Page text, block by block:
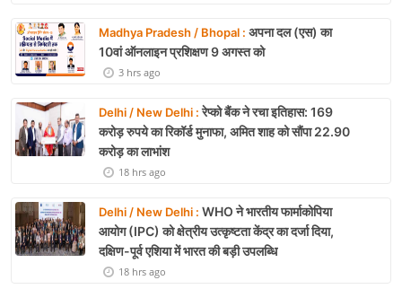
Madhya Pradesh / Bhopal : अपना दल (एस) का
10वां ऑनलाइन प्रशिक्षण 9 अगस्त को
3 hrs ago
Delhi / New Delhi :रेप्को बैंक ने रचा इतिहास: 169
करोड़ रुपये का रिकॉर्ड मुनाफा, अमित शाह को सौंपा 22.90
करोड़ का लाभांश
18 hrs ago
Delhi / New Delhi : WHO ने भारतीय फार्माकोपिया
आयोग (IPC) को क्षेत्रीय उत्कृष्टता केंद्र का दर्जा दिया,
दक्षिण-पूर्व एशिया में भारत की बड़ी उपलब्धि
18 hrs ago